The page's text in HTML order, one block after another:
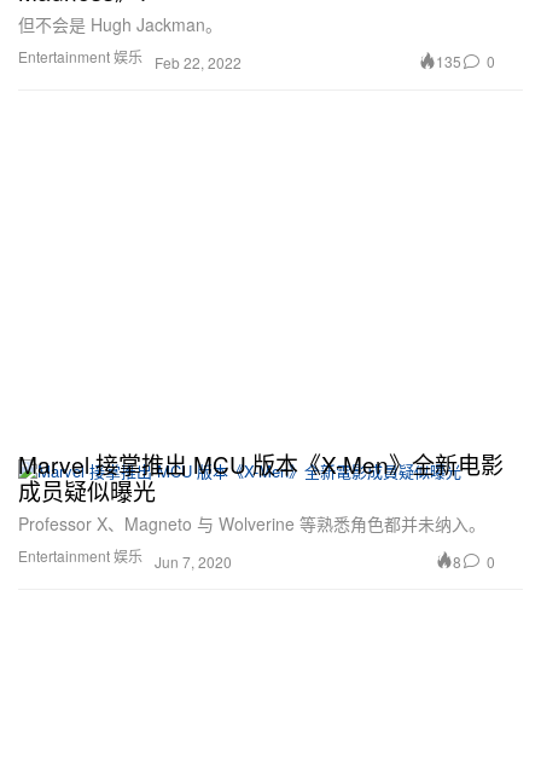
Entertainment 娱乐
但不会是 Hugh Jackman。
Feb 22, 2022 135 0
Entertainment 娱乐
Marvel 接掌推出 MCU 版本《X-Men》全新电影
成员疑似曝光
Professor X、Magneto 与 Wolverine 等熟悉角色都并未纳入。
Jun 7, 2020 8 0